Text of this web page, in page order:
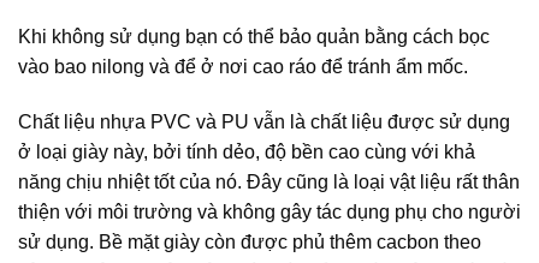
Khi không sử dụng bạn có thể bảo quản bằng cách bọc
vào bao nilong và để ở nơi cao ráo để tránh ẩm mốc.
Chất liệu nhựa PVC và PU vẫn là chất liệu được sử dụng
ở loại giày này, bởi tính dẻo, độ bền cao cùng với khả
năng chịu nhiệt tốt của nó. Đây cũng là loại vật liệu rất thân
thiện với môi trường và không gây tác dụng phụ cho người
sử dụng. Bề mặt giày còn được phủ thêm cacbon theo